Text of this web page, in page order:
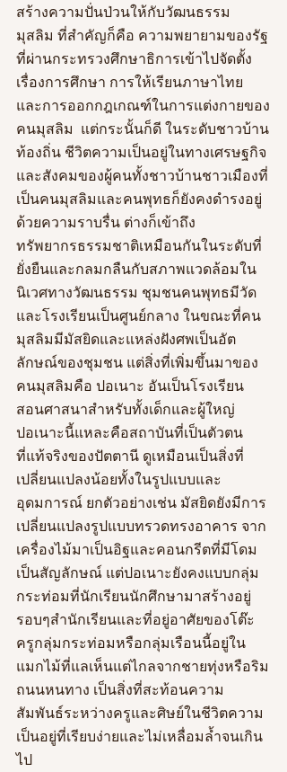
สร้างความปั่นป่วนให้กับวัฒนธรรม
มุสลิม ที่สำคัญก็คือ ความพยายามของรัฐ
ที่ผ่านกระทรวงศึกษาธิการเข้าไปจัดตั้ง
เรื่องการศึกษา การให้เรียนภาษาไทย
และการออกกฎเกณฑ์ในการแต่งกายของ
คนมุสลิม  แต่กระนั้นก็ดี ในระดับชาวบ้าน
ท้องถิ่น ชีวิตความเป็นอยู่ในทางเศรษฐกิจ
และสังคมของผู้คนทั้งชาวบ้านชาวเมืองที่
เป็นคนมุสลิมและคนพุทธก็ยังคงดำรงอยู่
ด้วยความราบรื่น ต่างก็เข้าถึง
ทรัพยากรธรรมชาติเหมือนกันในระดับที่
ยั่งยืนและกลมกลืนกับสภาพแวดล้อมใน
นิเวศทางวัฒนธรรม ชุมชนคนพุทธมีวัด
และโรงเรียนเป็นศูนย์กลาง ในขณะที่คน
มุสลิมมีมัสยิดและแหล่งฝังศพเป็นอัต
ลักษณ์ของชุมชน แต่สิ่งที่เพิ่มขึ้นมาของ
คนมุสลิมคือ ปอเนาะ อันเป็นโรงเรียน
สอนศาสนาสำหรับทั้งเด็กและผู้ใหญ่
ปอเนาะนี้แหละคือสถาบันที่เป็นตัวตน
ที่แท้จริงของปัตตานี ดูเหมือนเป็นสิ่งที่
เปลี่ยนแปลงน้อยทั้งในรูปแบบและ
อุดมการณ์ ยกตัวอย่างเช่น มัสยิดยังมีการ
เปลี่ยนแปลงรูปแบบทรวดทรงอาคาร จาก
เครื่องไม้มาเป็นอิฐและคอนกรีตที่มีโดม
เป็นสัญลักษณ์ แต่ปอเนาะยังคงแบบกลุ่ม
กระท่อมที่นักเรียนนักศึกษามาสร้างอยู่
รอบๆสำนักเรียนและที่อยู่อาศัยของโต๊ะ
ครูกลุ่มกระท่อมหรือกลุ่มเรือนนี้อยู่ใน
แมกไม้ที่แลเห็นแต่ไกลจากชายทุ่งหรือริม
ถนนหนทาง เป็นสิ่งที่สะท้อนความ
สัมพันธ์ระหว่างครูและศิษย์ในชีวิตความ
เป็นอยู่ที่เรียบง่ายและไม่เหลื่อมล้ำจนเกิน
ไป